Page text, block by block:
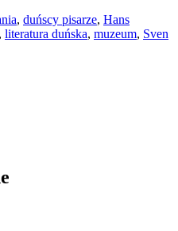
, duńscy pisarze, Hans
, literatura duńska, muzeum, Sven